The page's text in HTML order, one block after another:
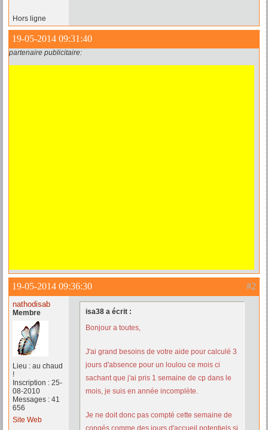
Hors ligne
19-05-2014 09:31:40
partenaire publicitaire:
#2
19-05-2014 09:36:30
nathodisab
Membre
Lieu : au chaud
!
Inscription : 25-
08-2010
Messages : 41
656
Site Web
isa38 a écrit :
Bonjour a toutes,
J'ai grand besoins de votre aide pour calculé 3
jours d'absence pour un loulou ce mois ci
sachant que j'ai pris 1 semaine de cp dans le
mois, je suis en année incomplète.
Je ne doit donc pas compté cette semaine de
congés comme des jours d'accueil potentiels si